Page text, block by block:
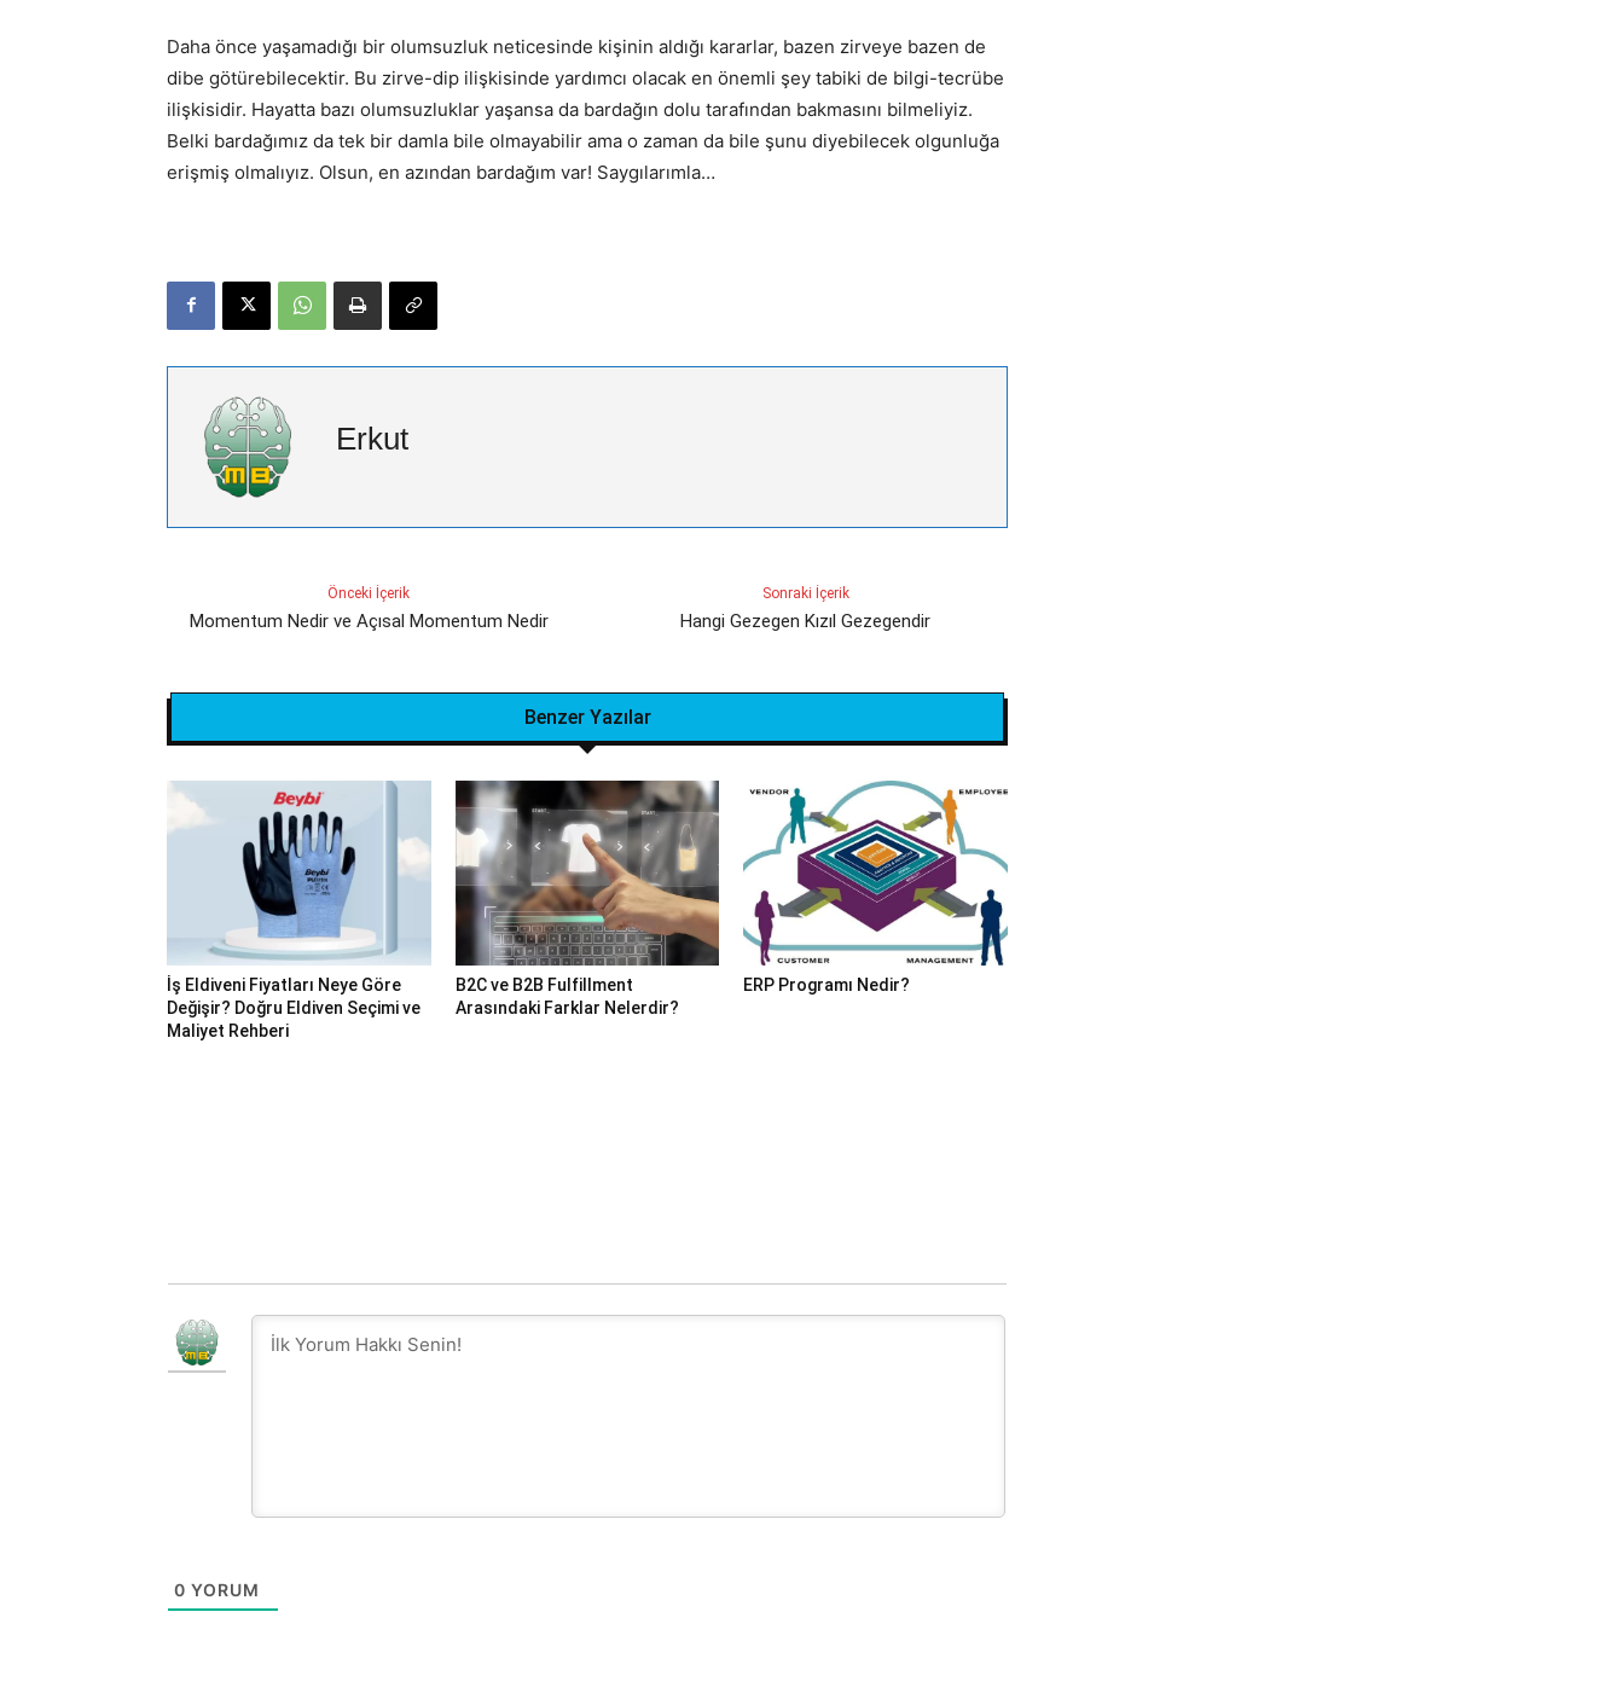
Daha önce yaşamadığı bir olumsuzluk neticesinde kişinin aldığı kararlar, bazen zirveye bazen de
dibe götürebilecektir. Bu zirve-dip ilişkisinde yardımcı olacak en önemli şey tabiki de bilgi-tecrübe
ilişkisidir. Hayatta bazı olumsuzluklar yaşansa da bardağın dolu tarafından bakmasını bilmeliyiz.
Belki bardağımız da tek bir damla bile olmayabilir ama o zaman da bile şunu diyebilecek olgunluğa
erişmiş olmalıyız. Olsun, en azından bardağım var! Saygılarımla…
Erkut
Önceki İçerik
Momentum Nedir ve Açısal Momentum Nedir
Sonraki İçerik
Hangi Gezegen Kızıl Gezegendir
Benzer Yazılar
İş Eldiveni Fiyatları Neye Göre
Değişir? Doğru Eldiven Seçimi ve
Maliyet Rehberi
B2C ve B2B Fulfillment
Arasındaki Farklar Nelerdir?
ERP Programı Nedir?
0 YORUM